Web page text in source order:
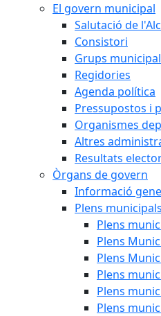
El govern municipal
Salutació de
Consistori
Grups
Regidories
Agenda política
Pressupostos i
Organismes
Altres
Resultats
Òrgans de govern
Informació
Plens municipals
Plens
Plens
Plens
Plens
Plens
Plens